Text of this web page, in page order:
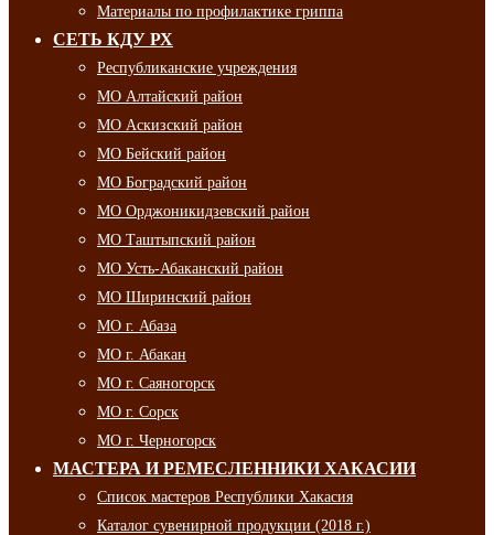
Материалы по профилактике гриппа
СЕТЬ КДУ РХ
Республиканские учреждения
МО Алтайский район
МО Аскизский район
МО Бейский район
МО Боградский район
МО Орджоникидзевский район
МО Таштыпский район
МО Усть-Абаканский район
МО Ширинский район
МО г. Абаза
МО г. Абакан
МО г. Саяногорск
МО г. Сорск
МО г. Черногорск
МАСТЕРА И РЕМЕСЛЕННИКИ ХАКАСИИ
Список мастеров Республики Хакасия
Каталог сувенирной продукции (2018 г.)